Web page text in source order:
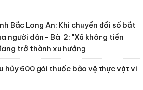
Bắc Long An: Khi chuyển đổi số bắt
người dân- Bài 2: "Xã không tiền
trở thành xu hướng
hủy 600 gói thuốc bảo vệ thực vật vi